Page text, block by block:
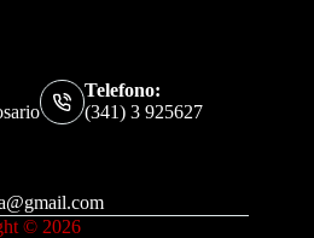
Telefono:
(341) 3 925627
© 2026